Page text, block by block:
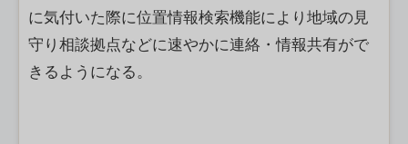
に気付いた際に位置情報検索機能により地域の見
守り相談拠点などに速やかに連絡・情報共有がで
きるようになる。